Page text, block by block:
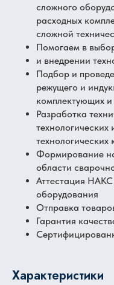
сложного
расходных
сложной
Помогаем в
и внедрении
Подбор и
режущего и
комплектующих
Разработка
технологических
Формирование
области
Аттестация
оборудования
Отправка
Гарантия
Характеристики